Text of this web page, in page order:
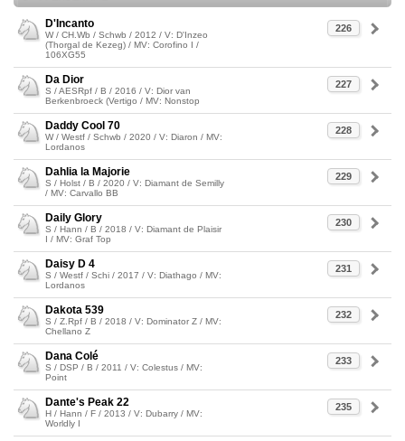
226
D'Incanto
W / CH.Wb / Schwb / 2012 / V: D'Inzeo
(Thorgal de Kezeg) / MV: Corofino I /
106XG55
227
Da Dior
S / AESRpf / B / 2016 / V: Dior van
Berkenbroeck (Vertigo / MV: Nonstop
228
Daddy Cool 70
W / Westf / Schwb / 2020 / V: Diaron / MV:
Lordanos
229
Dahlia la Majorie
S / Holst / B / 2020 / V: Diamant de Semilly
/ MV: Carvallo BB
230
Daily Glory
S / Hann / B / 2018 / V: Diamant de Plaisir
I / MV: Graf Top
231
Daisy D 4
S / Westf / Schi / 2017 / V: Diathago / MV:
Lordanos
232
Dakota 539
S / Z.Rpf / B / 2018 / V: Dominator Z / MV:
Chellano Z
233
Dana Colé
S / DSP / B / 2011 / V: Colestus / MV:
Point
235
Dante's Peak 22
H / Hann / F / 2013 / V: Dubarry / MV:
Worldly I